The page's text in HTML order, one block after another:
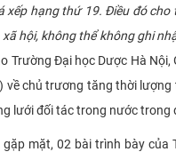
xếp hạng thứ 19. Điều đó
xã hội, không thể không ghi
Trường Đại học Dược Hà
về chủ trương tăng thời
lưới đối tác trong nước trong
gặp mặt, 02 bài trình bày của